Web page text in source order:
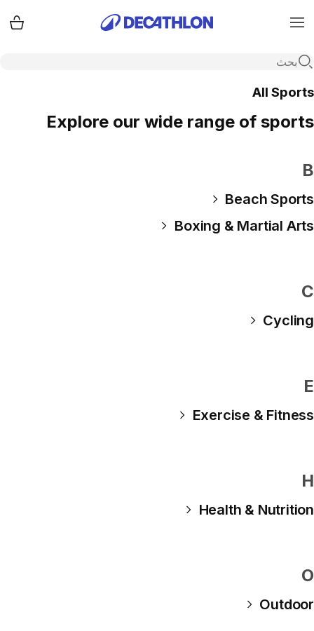
Menu
Open search
All Sports
Explore our wide range of sports
B
Beach Sports
Boxing & Martial Arts
C
Cycling
E
Exercise & Fitness
H
Health & Nutrition
O
Outdoor